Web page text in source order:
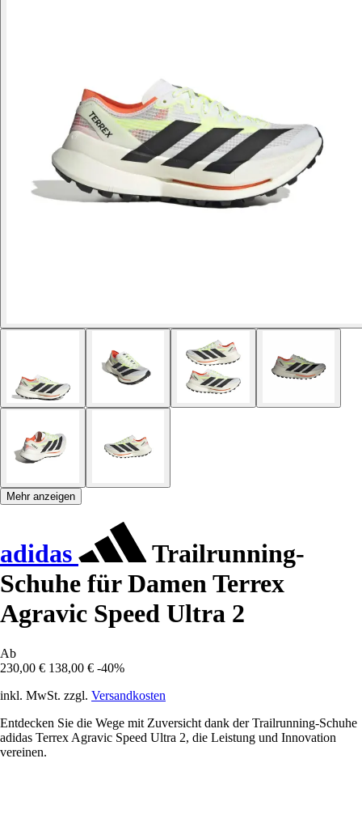
Mehr anzeigen
adidas
Trailrunning-
Schuhe für Damen Terrex
Agravic Speed Ultra 2
Ab
230,00 € 138,00 € -40%
inkl. MwSt. zzgl. Versandkosten
Entdecken Sie die Wege mit Zuversicht dank der Trailrunning-Schuhe
adidas Terrex Agravic Speed Ultra 2, die Leistung und Innovation
vereinen.